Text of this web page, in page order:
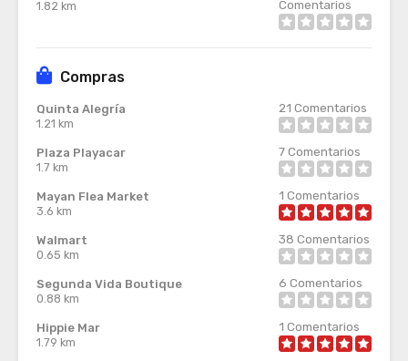
1.82 km
Comentarios
Compras
Quinta Alegría
1.21 km
21 Comentarios
Plaza Playacar
1.7 km
7Comentarios
Mayan Flea Market
3.6 km
1 Comentarios
Walmart
0.65 km
38 Comentarios
Segunda Vida Boutique
0.88 km
6 Comentarios
Hippie Mar
1.79 km
1 Comentarios